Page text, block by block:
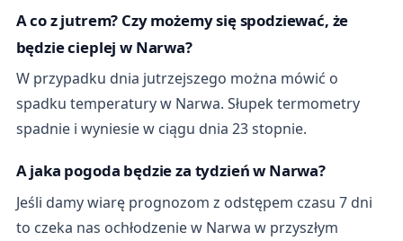
A co z jutrem? Czy możemy się spodziewać, że
będzie cieplej w Narwa?
W przypadku dnia jutrzejszego można mówić o
spadku temperatury w Narwa. Słupek termometry
spadnie i wyniesie w ciągu dnia 23 stopnie.
A jaka pogoda będzie za tydzień w Narwa?
Jeśli damy wiarę prognozom z odstępem czasu 7 dni
to czeka nas ochłodzenie w Narwa w przyszłym